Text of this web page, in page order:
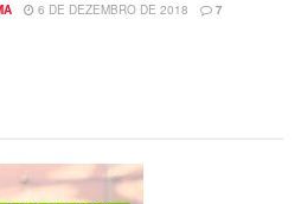
6 DE DEZEMBRO DE 2018 7